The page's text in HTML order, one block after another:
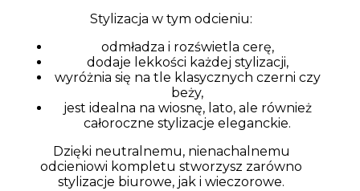
Stylizacja w tym odcieniu:
odmładza i rozświetla cerę,
dodaje lekkości każdej stylizacji,
wyróżnia się na tle klasycznych czerni czy
beży,
jest idealna na wiosnę, lato, ale również
całoroczne stylizacje eleganckie.
Dzięki neutralnemu, nienachalnemu
odcieniowi kompletu stworzysz zarówno
stylizacje biurowe, jak i wieczorowe.